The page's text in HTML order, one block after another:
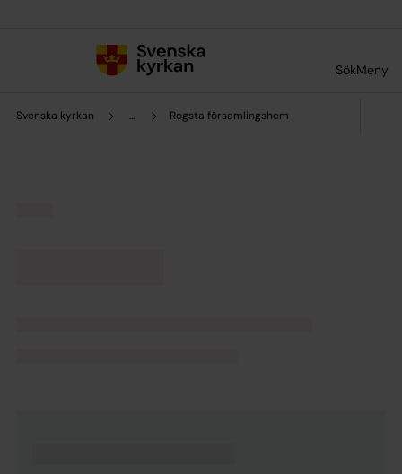
SökMeny
Svenska kyrkan ... Rogsta församlingshem